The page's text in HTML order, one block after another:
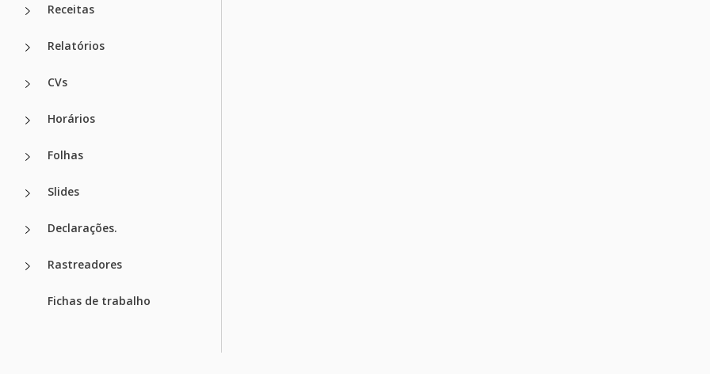
Receitas
Relatórios
CVs
Horários
Folhas
Slides
Declarações.
Rastreadores
Fichas de trabalho